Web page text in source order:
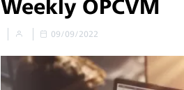
Weekly OPCVM
09/09/2022